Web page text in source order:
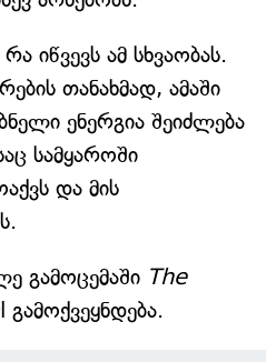
იწვევს ამ სხვაობას.
თანახმად, ამაში
ენერგია შეიძლება
სამყაროში
და მის
გამოცემაში The
l გამოქვეყნდება.